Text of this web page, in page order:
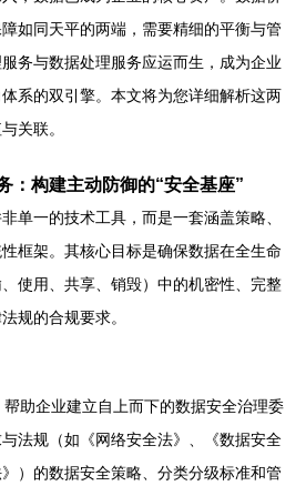
如同天平的两端，需要精细的平衡与管
务与数据处理服务应运而生，成为企业
系的双引擎。本文将为您详细解析这两
关联。
：构建主动防御的“安全基座”
单一的技术工具，而是一套涵盖策略、
框架。其核心目标是确保数据在全生命
使用、共享、销毁）中的机密性、完整
规的合规要求。
帮助企业建立自上而下的数据安全治理委
法规（如《网络安全法》、《数据安全
）的数据安全策略、分类分级标准和管